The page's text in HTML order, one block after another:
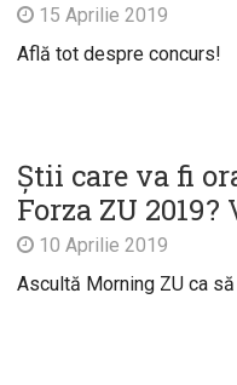
15 Aprilie 2019
Află tot despre concurs!
Știi care va fi
Forza ZU
10 Aprilie 2019
Ascultă Morning ZU ca